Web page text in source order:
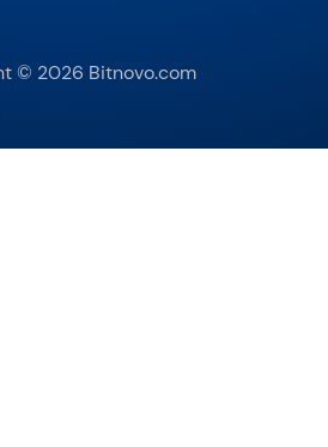
© 2026 Bitnovo.com